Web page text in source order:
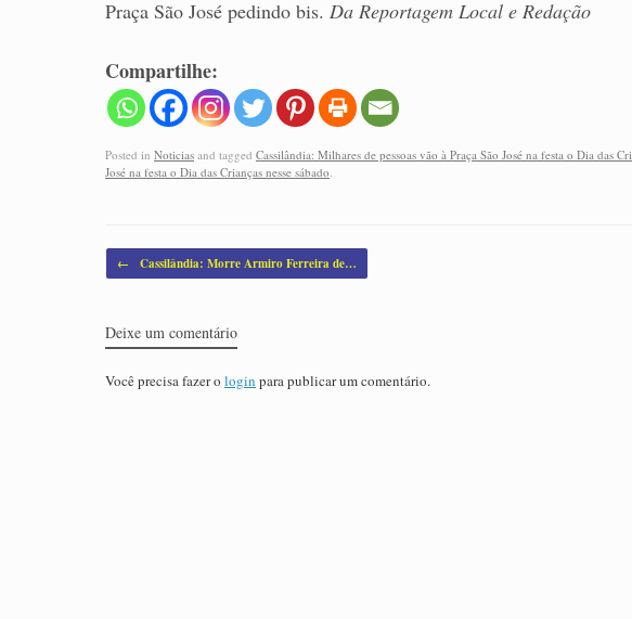
Praça São José pedindo bis. Da Reportagem Local e Redação
Compartilhe:
Posted in Noticias and tagged Cassilândia: Milhares de pessoas vão à Praça São José na festa o Dia das
José na festa o Dia das Crianças nesse sábado.
Post navigation
← Cassilândia: Morre Armiro Ferreira de…
Deixe um comentário
Você precisa fazer o login para publicar um comentário.